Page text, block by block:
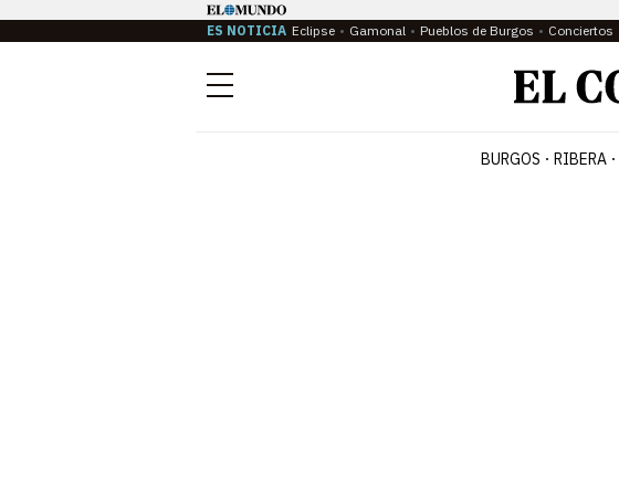
ES NOTICIA Eclipse Gamonal Pueblos de Burgos Conciertos
Menú
BURGOS RIBERA